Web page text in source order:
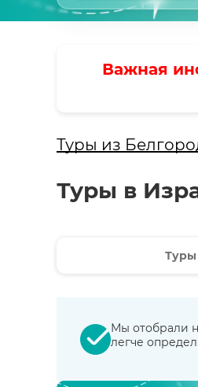
Важная
Туры из
Туры в
Туры
Мы отобрали
легче